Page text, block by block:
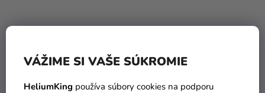
VÁŽIME SI VAŠE SÚKROMIE
HeliumKing používa súbory cookies na podporu
Banner Happy Birthday -
Stumble Guys 200 cm
Darčeková párty taška -
Stumble Guys 4 ks